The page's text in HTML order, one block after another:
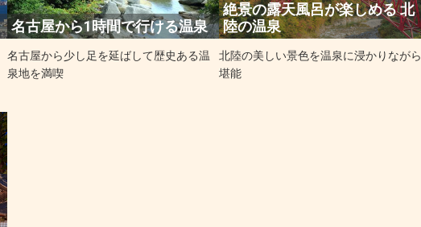
名古屋から1時間で行ける温泉
名古屋から少し足を延ばして歴史ある温
泉地を満喫
絶景の露天風呂が楽しめる 北
陸の温泉
北陸の美しい景色を温泉に浸かりながら
堪能